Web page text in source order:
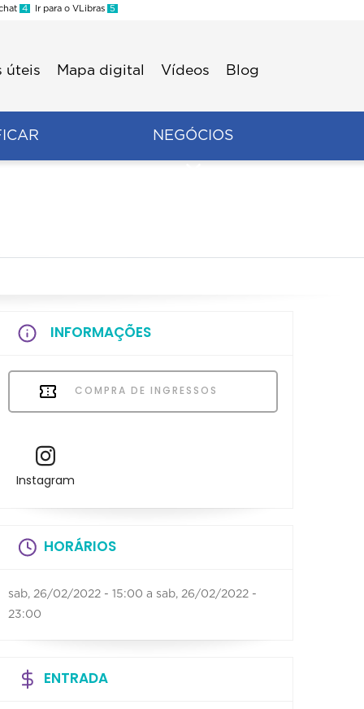
4 Ir para o VLibras 5
úteis Mapa digital Vídeos Blog
NEGÓCIOS
INFORMAÇÕES
COMPRA DE INGRESSOS
Instagram
HORÁRIOS
sab, 26/02/2022 - 15:00 a sab, 26/02/2022 -
23:00
ENTRADA